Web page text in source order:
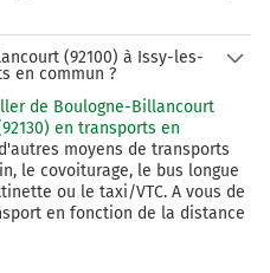
(92100) à Issy-les-
en commun ?
de Boulogne-Billancourt
en transports en
moyens de transports
le covoiturage, le bus longue
ou le taxi/VTC. A vous de
en fonction de la distance